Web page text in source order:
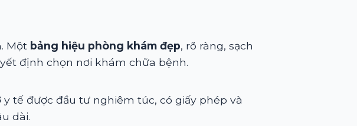
Một bảng hiệu phòng khám đẹp, rõ ràng, sạch
định chọn nơi khám chữa bệnh.
tế được đầu tư nghiêm túc, có giấy phép và
dài.